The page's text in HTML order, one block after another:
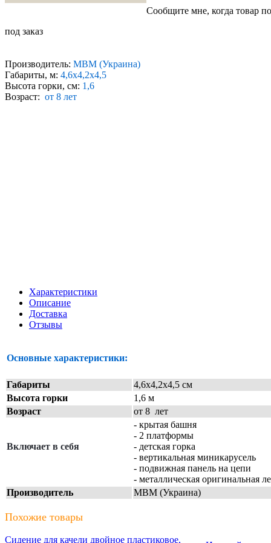
Сообщите мне, когда товар
под заказ
Производитель: МВМ (Украина)
Габариты, м: 4,6x4,2х4,5
Высота горки, см: 1,6
Возраст: от 8 лет
Характеристики
Описание
Доставка
Отзывы
Основные характеристики:
Габариты
4,6х4,2х4,5 см
Высота горки
1,6 м
Возраст
от 8 лет
Включает в себя
- крытая башня
- 2 платформы
- детская горка
- вертикальная миникарусель
- подвижная панель на цепи
- металлическая оригинальная
Производитель
МВМ (Украина)
Похожие товары
Сидение для качели двойное пластиковое,